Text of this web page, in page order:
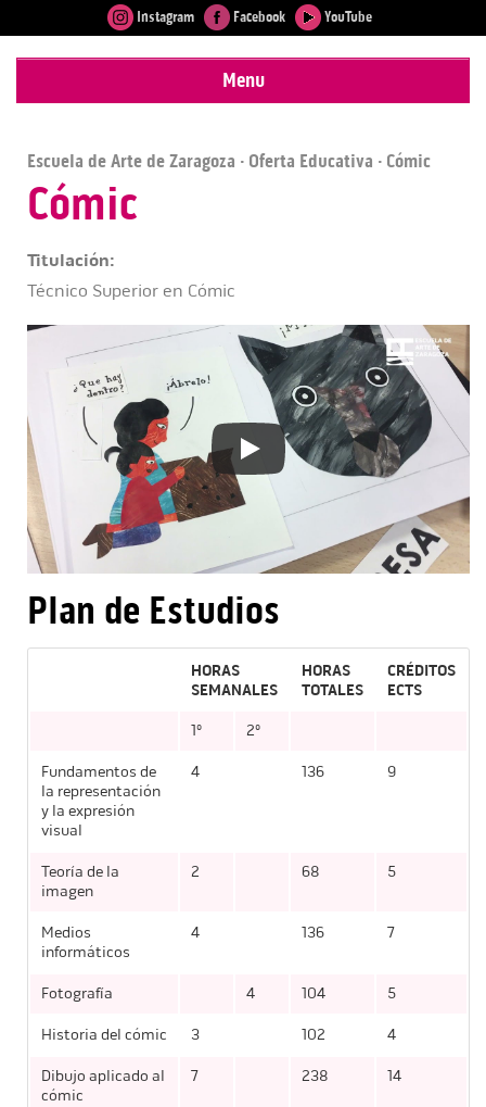
Instagram Facebook YouTube
Menu
Escuela de Arte de Zaragoza · Oferta Educativa · Cómic
Cómic
Titulación:
Técnico Superior en Cómic
Plan de Estudios
HORAS
SEMANALES
HORAS
TOTALES
CRÉDITOS
ECTS
1º 2º
Fundamentos de
la representación
y la expresión
visual
4 136 9
Teoría de la
imagen
2 68 5
Medios
informáticos
4 136 7
Fotografía 4 104 5
Historia del cómic 3 102 4
Dibujo aplicado al
cómic
7 238 14